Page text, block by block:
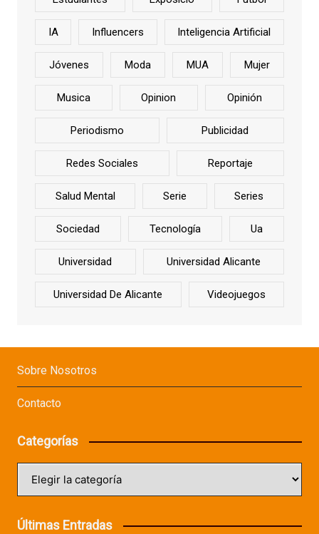
IA Influencers Inteligencia Artificial
Jóvenes Moda MUA Mujer
Musica Opinion Opinión
Periodismo Publicidad
Redes Sociales Reportaje
Salud Mental Serie Series
Sociedad Tecnología Ua
Universidad Universidad Alicante
Universidad De Alicante Videojuegos
Sobre Nosotros
Contacto
Categorías
Últimas Entradas